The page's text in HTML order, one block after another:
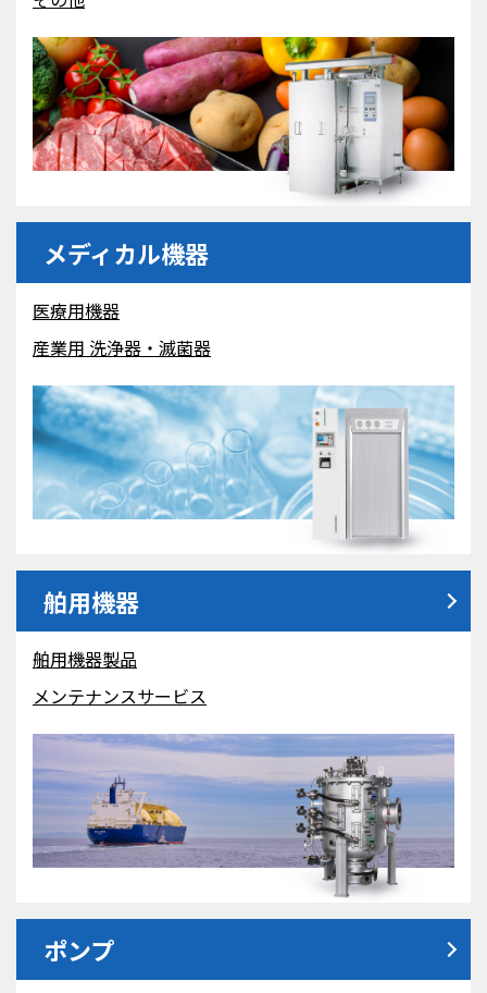
メディカル機器
医療用機器
産業用 洗浄器・滅菌器
舶用機器
舶用機器製品
メンテナンスサービス
ポンプ